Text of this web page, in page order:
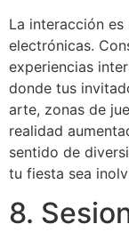
La interacción
electrónicas.
experiencias
donde tus
arte, zonas de
realidad
sentido de
tu fiesta sea
8.